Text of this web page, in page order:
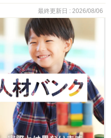
最終更新日 : 2026/08/06